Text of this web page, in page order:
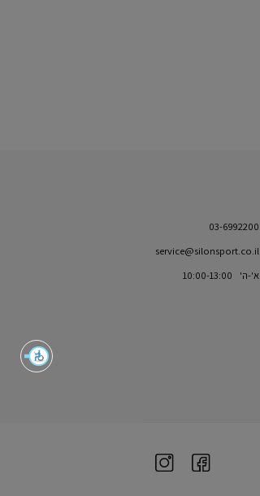
03-6992200
service@silonsport.co.il
א'-ה' 10:00-13:00